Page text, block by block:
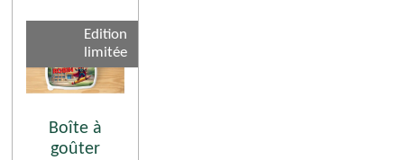
Edition
limitée
Boîte à
goûter